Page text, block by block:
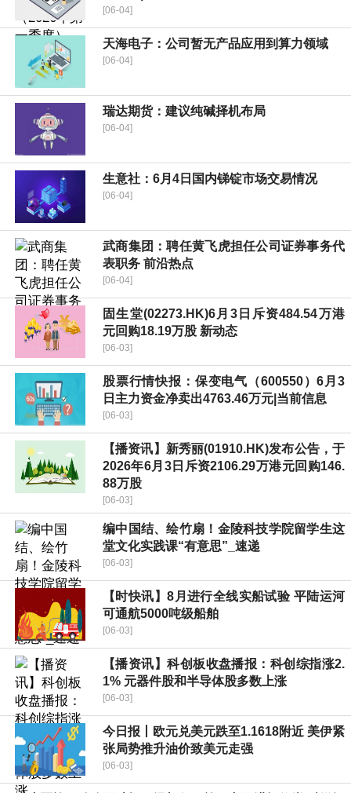
[06-04]
天海电子：公司暂无产品应用到算力领域
[06-04]
瑞达期货：建议纯碱择机布局
[06-04]
生意社：6月4日国内锑锭市场交易情况
[06-04]
武商集团：聘任黄飞虎担任公司证券事务代
表职务 前沿热点
[06-04]
固生堂(02273.HK)6月3日斥资484.54万港
元回购18.19万股 新动态
[06-03]
股票行情快报：保变电气（600550）6月3
日主力资金净卖出4763.46万元|当前信息
[06-03]
【播资讯】新秀丽(01910.HK)发布公告，于
2026年6月3日斥资2106.29万港元回购146.
88万股
[06-03]
编中国结、绘竹扇！金陵科技学院留学生这
堂文化实践课“有意思”_速递
[06-03]
【时快讯】8月进行全线实船试验 平陆运河
可通航5000吨级船舶
[06-03]
【播资讯】科创板收盘播报：科创综指涨2.
1% 元器件股和半导体股多数上涨
[06-03]
今日报丨欧元兑美元跌至1.1618附近 美伊紧
张局势推升油价致美元走强
[06-03]